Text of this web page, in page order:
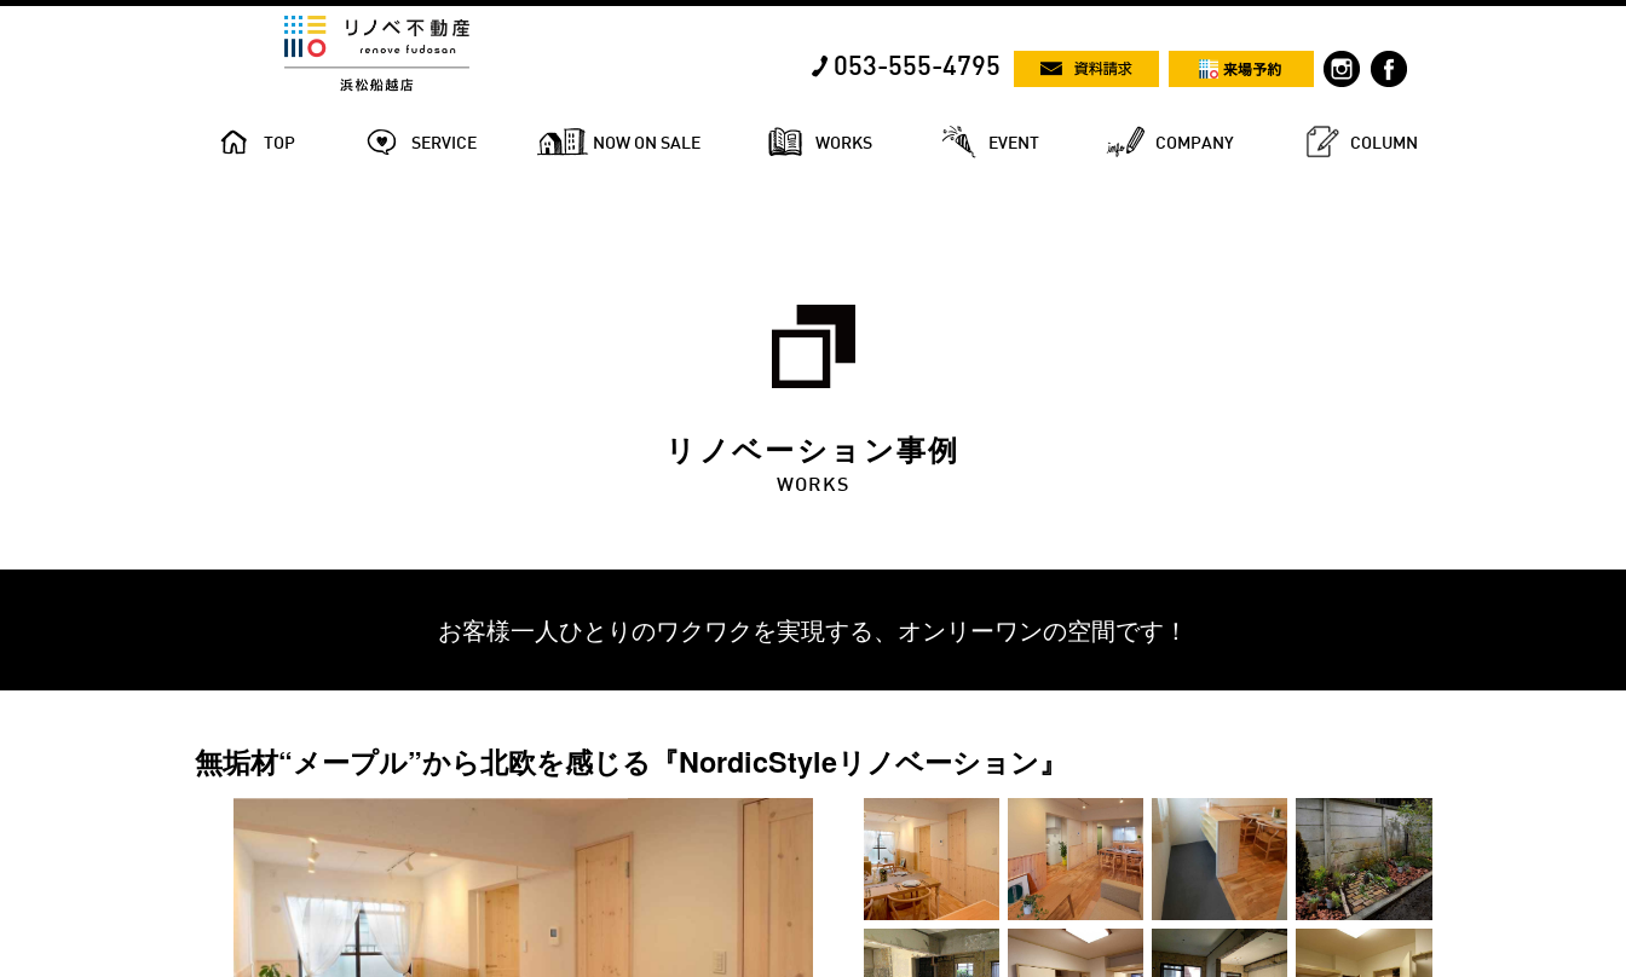
053-555-4795
TOP SERVICE NOW ON SALE WORKS EVENT COMPANY COLUMN
リノベーション事例
WORKS
お客様一人ひとりのワクワクを実現する、 オンリーワンの空間です！
無垢材“メープル”から北欧を感じる『NordicStyleリノベーション』